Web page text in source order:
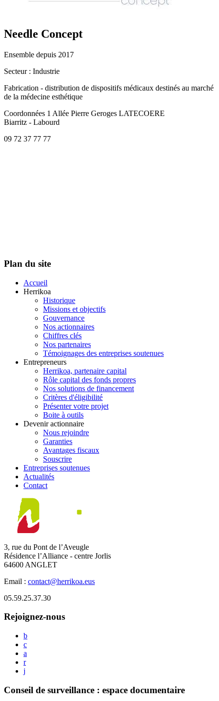
Needle Concept
Ensemble depuis 2017
Secteur: Industrie
Fabrication - distribution de dispositifs médicaux destinés au marché
de la médecine esthétique
Coordonnées 1 Allée Pierre Geroges LATECOERE
Biarritz - Labourd
09 72 37 77 77
Plan du site
Accueil
Herrikoa
Historique
Missions et objectifs
Gouvernance
Nos actionnaires
Chiffres clés
Nos partenaires
Témoignages des entreprises soutenues
Entrepreneurs
Herrikoa, partenaire capital
Rôle capital des fonds propres
Nos solutions de financement
Critères d'éligibilité
Présenter votre projet
Boite à outils
Devenir actionnaire
Nous rejoindre
Garanties
Avantages fiscaux
Souscrire
Entreprises soutenues
Actualités
Contact
3, rue du Pont de l’Aveugle
Résidence l’Alliance - centre Jorlis
64600 ANGLET
Email : contact@herrikoa.eus
05.59.25.37.30
Rejoignez-nous
b
c
a
r
j
Conseil de surveillance : espace documentaire